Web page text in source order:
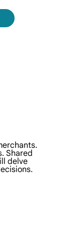
Shared
delve